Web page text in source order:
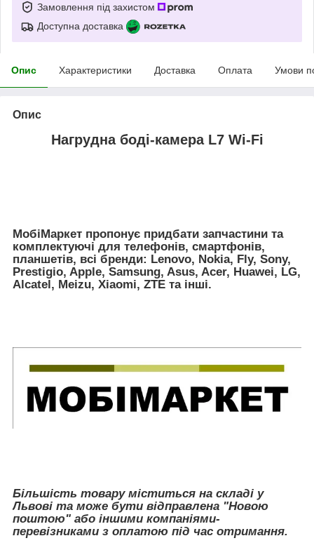
Замовлення під захистом
Доступна доставка
Опис Характеристики Доставка Оплата Умови
Опис
Нагрудна боді-камера L7 Wi-Fi
МобiМаркет пропонує придбати запчастини та
комплектуючі для телефонів, смартфонів,
планшетів, всі бренди: Lenovo, Nokia, Fly, Sony,
Prestigio, Apple, Samsung, Asus, Acer, Huawei, LG,
Alcatel, Meizu, Xiaomi, ZTE та інші.
Більшість товару міститься на складі у
Львові та може бути відправлена "Новою
поштою" або іншими компаніями-
перевізниками з оплатою під час отримання.